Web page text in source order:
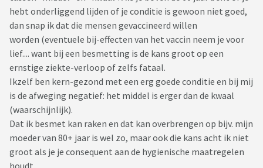
hebt onderliggend lijden of je conditie is gewoon niet goed,
dan snap ik dat die mensen gevaccineerd willen
worden (eventuele bij-effecten van het vaccin neem je voor
lief.... want bij een besmetting is de kans groot op een
ernstige ziekte-verloop of zelfs fataal.
Ikzelf ben kern-gezond met een erg goede conditie en bij mij
is de afweging negatief: het middel is erger dan de kwaal
(waarschijnlijk).
Dat ik besmet kan raken en dat kan overbrengen op bijv. mijn
moeder van 80+ jaar is wel zo, maar ook die kans acht ik niet
groot als je je consequent aan de hygienische maatregelen